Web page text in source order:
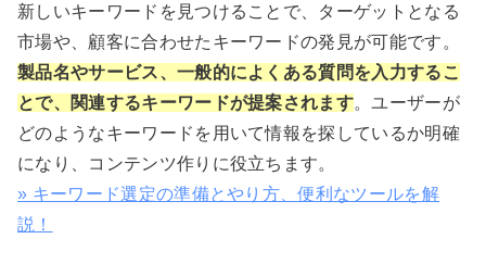
新しいキーワードを見つけることで、ターゲットとなる
市場や、顧客に合わせたキーワードの発見が可能です。
製品名やサービス、一般的によくある質問を入力するこ
とで、関連するキーワードが提案されます。ユーザーが
どのようなキーワードを用いて情報を探しているか明確
になり、コンテンツ作りに役立ちます。
» キーワード選定の準備とやり方、便利なツールを解
説！